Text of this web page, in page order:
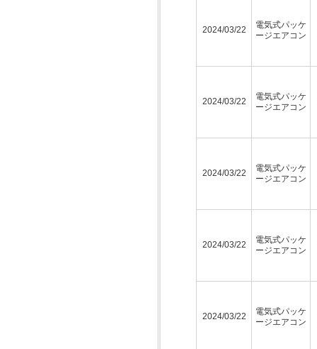
2024/03/22
電気式パッケ
ージエアコン
2024/03/22
電気式パッケ
ージエアコン
2024/03/22
電気式パッケ
ージエアコン
2024/03/22
電気式パッケ
ージエアコン
2024/03/22
電気式パッケ
ージエアコン